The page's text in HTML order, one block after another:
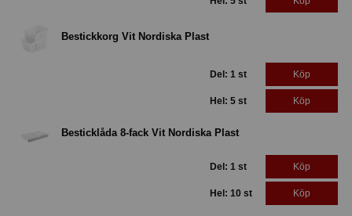
Bestickkorg Vit Nordiska Plast
Del: 1 st Köp
Hel: 5 st Köp
Besticklåda 8-fack Vit Nordiska Plast
Del: 1 st Köp
Hel: 10 st Köp